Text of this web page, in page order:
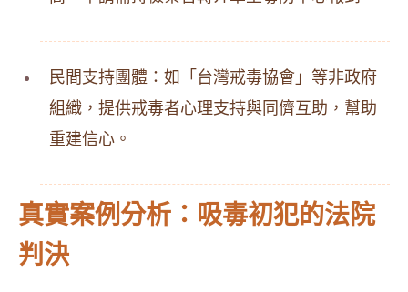
民間支持團體：如「台灣戒毒協會」等非政府
組織，提供戒毒者心理支持與同儕互助，幫助
重建信心。
真實案例分析：吸毒初犯的法院
判決